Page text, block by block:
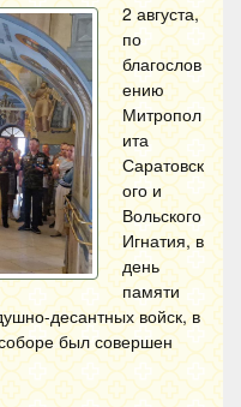
2 августа,
по
благослов
ению
Митропол
ита
Саратовск
ого и
Вольского
Игнатия, в
день
памяти
десантных войск, в
был совершен